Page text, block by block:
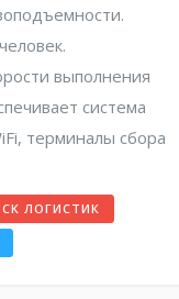
выполнения
система
терминалы сбора
ЛОГИСТИК